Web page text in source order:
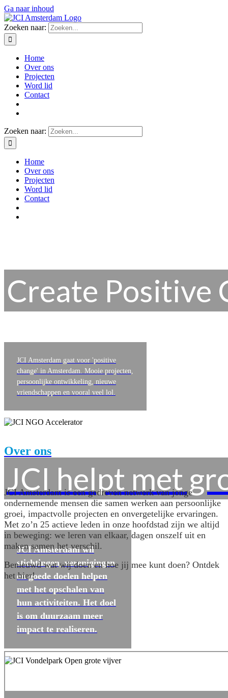
Ga naar inhoud
Zoeken naar:
Home
Over ons
Projecten
Word lid
Contact
Zoeken naar:
Home
Over ons
Projecten
Word lid
Contact
Create Positive
JCI Amsterdam gaat voor 'positive
change' in Amsterdam. Mooie projecten,
persoonlijke ontwikkeling, nieuwe
vriendschappen en vooral veel lol.
JCI helpt met
JCI Amsterdam wil
stichtingen, verenigingen
en goede doelen helpen
met het opschalen van
hun activiteiten. Het doel
is om duurzaam meer
impact te realiseren.
Over ons
JCI Amsterdam is een gedreven netwerk van jonge
ondernemende mensen die samen werken aan persoonlijke
groei, impactvolle projecten en onvergetelijke ervaringen.
Met zo’n 25 actieve leden in onze hoofdstad zijn we altijd
in beweging: we leren van elkaar, dagen onszelf uit en
maken samen het verschil.
Benieuwd wat wij doen en hoe jij mee kunt doen? Ontdek
het hier!